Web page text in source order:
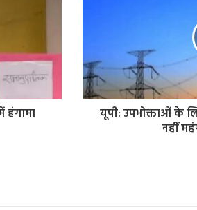
हंगामा
यूपी: उपभोक्ताओं के
नहीं